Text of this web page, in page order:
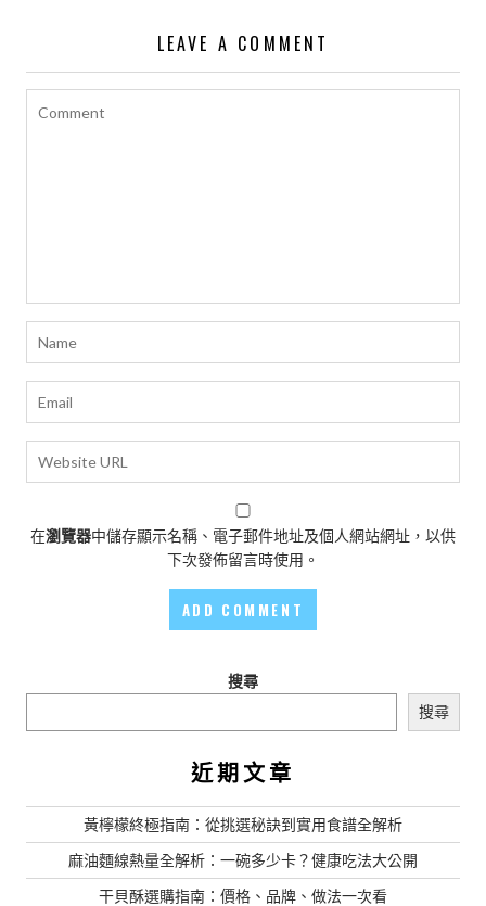
LEAVE A COMMENT
在瀏覽器中儲存顯示名稱、電子郵件地址及個人網站網址，以供
下次發佈留言時使用。
搜尋
搜尋
近期文章
黃檸檬終極指南：從挑選秘訣到實用食譜全解析
麻油麵線熱量全解析：一碗多少卡？健康吃法大公開
干貝酥選購指南：價格、品牌、做法一次看